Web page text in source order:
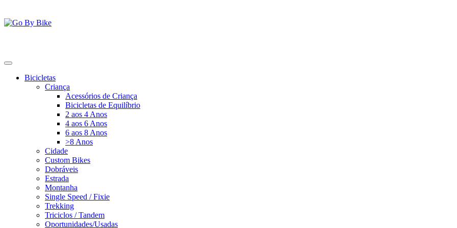
para
o
Bicicletas
Criança
Acessórios de Criança
Bicicletas de Equilíbrio
2 aos 4 Anos
4 aos 6 Anos
6 aos 8 Anos
>8 Anos
Cidade
Custom Bikes
Dobráveis
Estrada
Montanha
Single Speed / Fixie
Trekking
Triciclos / Tandem
Oportunidades/Usadas